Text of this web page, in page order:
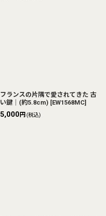
フランスの片隅で愛されてきた 古
い鍵｜(約5.8cm) [EW1568MC]
5,000円 (税込)